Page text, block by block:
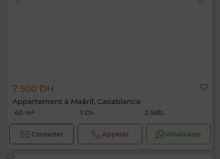
7 500 DH
Appartement à Maârif, Casablanca
60 m² 1 Ch. 2 Sdb.
Contacter Appelez WhatsApp